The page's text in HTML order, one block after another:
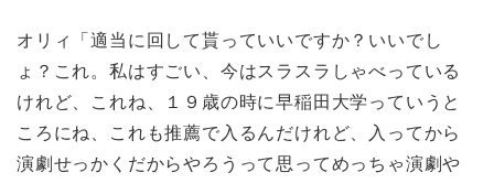
オリィ「適当に回して貰っていいですか？いいでし
ょ？これ。私はすごい、今はスラスラしゃべっている
けれど、これね、１９歳の時に早稲田大学っていうと
ころにね、これも推薦で入るんだけれど、入ってから
演劇せっかくだからやろうって思ってめっちゃ演劇や